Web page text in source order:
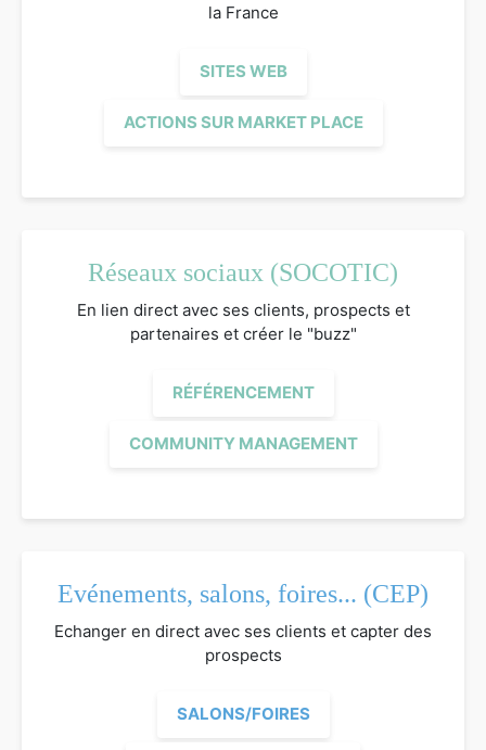
la France
SITES WEB
ACTIONS SUR MARKET PLACE
Réseaux sociaux (SOCOTIC)
En lien direct avec ses clients, prospects et
partenaires et créer le "buzz"
RÉFÉRENCEMENT
COMMUNITY MANAGEMENT
Evénements, salons, foires... (CEP)
Echanger en direct avec ses clients et capter des
prospects
SALONS/FOIRES